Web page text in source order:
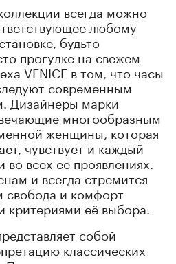
всегда можно
любому
будьто
прогулке на свежем
VENICE в том, что часы
современным
Дизайнеры марки
многообразным
женщины, которая
чувствует и каждый
всех ее проявлениях.
и всегда стремится
свобода и комфорт
критериями её выбора.
собой
классических